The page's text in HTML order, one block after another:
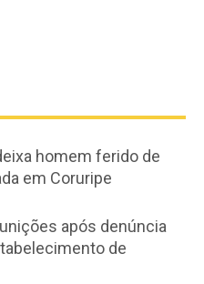
homem ferido de
em Coruripe
após denúncia
de